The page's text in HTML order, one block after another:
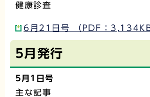
健康診査
6月21日号 （PDF：3,134KB
5月発行
5月1日号
主な記事